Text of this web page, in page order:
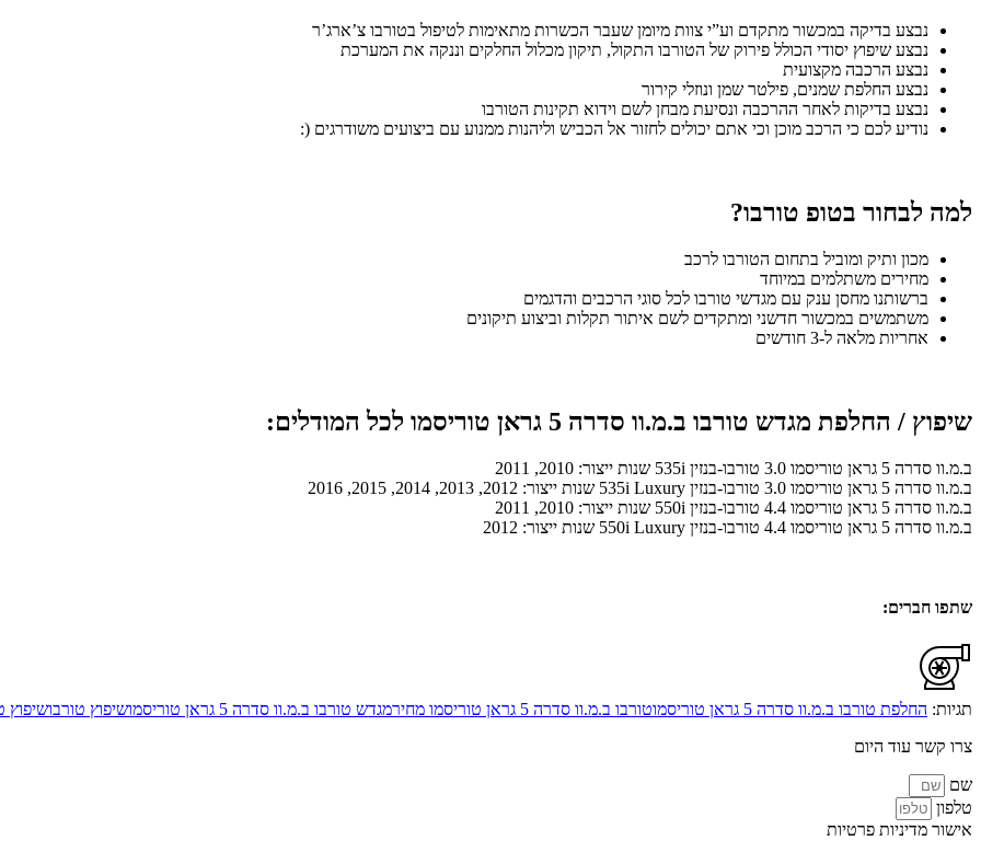
נבצע בדיקה במכשור מתקדם וע”י צוות מיומן שעבר הכשרות מתאימות לטיפול בטורבו צ’ארג’ר
נבצע שיפוץ יסודי הכולל פירוק של הטורבו התקול, תיקון מכלול החלקים וננקה את המערכת
נבצע הרכבה מקצועית
נבצע החלפת שמנים, פילטר שמן ונוזלי קירור
נבצע בדיקות לאחר ההרכבה ונסיעת מבחן לשם וידוא תקינות הטורבו
נודיע לכם כי הרכב מוכן וכי אתם יכולים לחזור אל הכביש וליהנות ממנוע עם ביצועים משודרגים (:
למה לבחור בטופ טורבו?
מכון ותיק ומוביל בתחום הטורבו לרכב
מחירים משתלמים במיוחד
ברשותנו מחסן ענק עם מגדשי טורבו לכל סוגי הרכבים והדגמים
משתמשים במכשור חדשני ומתקדים לשם איתור תקלות וביצוע תיקונים
אחריות מלאה ל-3 חודשים
שיפוץ / החלפת מגדש טורבו ב.מ.וו סדרה 5 גראן טוריסמו לכל המודלים:
ב.מ.וו סדרה 5 גראן טוריסמו 3.0 טורבו-בנזין 535i שנות ייצור: 2010, 2011
ב.מ.וו סדרה 5 גראן טוריסמו 3.0 טורבו-בנזין 535i Luxury שנות ייצור: 2012, 2013, 2014, 2015, 2016
ב.מ.וו סדרה 5 גראן טוריסמו 4.4 טורבו-בנזין 550i שנות ייצור: 2010, 2011
ב.מ.וו סדרה 5 גראן טוריסמו 4.4 טורבו-בנזין 550i Luxury שנות ייצור: 2012
שתפו חברים:
תגיות: החלפת טורבו ב.מ.וו סדרה 5 גראן טוריסמו טורבו ב.מ.וו סדרה 5 גראן טוריסמו מחיר מגדש טורבו ב.מ.וו סדרה 5 גראן טוריסמו שיפוץ טורבושיפוץ
צרו קשר עוד היום
שם
טלפון
אישור מדיניות פרטיות